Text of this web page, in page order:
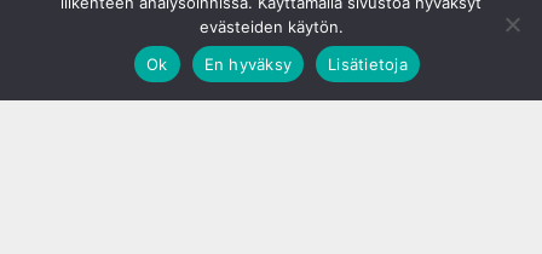
evästeiden käytön.
Ok
En hyväksy Lisätietoja